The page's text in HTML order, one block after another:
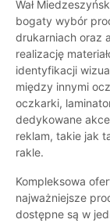
Wał
bogaty wybór
drukarniach oraz
realizację
identyfikacji
między innymi
oczkarki,
dedykowane
reklam, takie jak
rakle.
Kompleksowa
najważniejsze
dostępne są w